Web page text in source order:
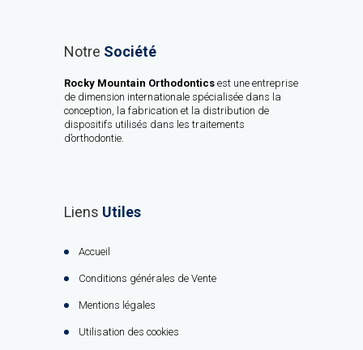
Notre Société
Rocky Mountain Orthodontics est une entreprise
de dimension internationale spécialisée dans la
conception, la fabrication et la distribution de
dispositifs utilisés dans les traitements
d’orthodontie.
Liens Utiles
Accueil
Conditions générales de Vente
Mentions légales
Utilisation des cookies